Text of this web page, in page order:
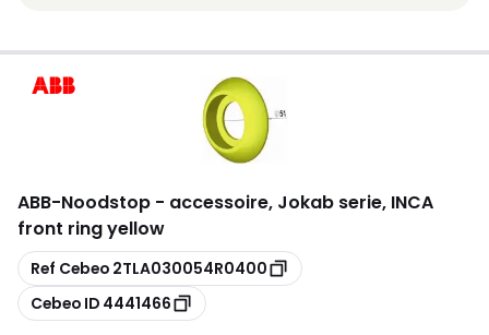
ABB-Noodstop - accessoire, Jokab serie, INCA
front ring yellow
Kopiëren
Ref Cebeo 2TLA030054R0400
Kopiëren
Cebeo ID 4441466